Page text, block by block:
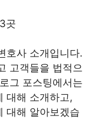
곳
호사 소개입니다.
고객들을 법적으
그 포스팅에서는
대해 소개하고,
대해 알아보겠습